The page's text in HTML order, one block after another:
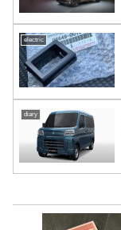
electric
diary